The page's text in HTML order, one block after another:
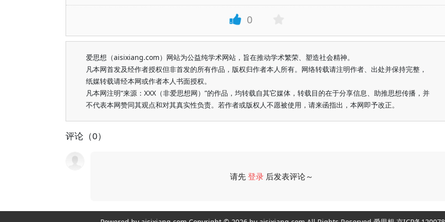
0
爱思想（aisixiang.com）网站为公益纯学术网站，旨在推动学术繁荣、塑造社会精神。
凡本网首发及经作者授权但非首发的所有作品，版权归作者本人所有。网络转载请注明作者、出处并保持完整，
纸媒转载请经本网或作者本人书面授权。
凡本网注明“来源：XXX（非爱思想网）”的作品，均转载自其它媒体，转载目的在于分享信息、助推思想传播，并
不代表本网赞同其观点和对其真实性负责。若作者或版权人不愿被使用，请来函指出，本网即予改正。
评论（0）
请先登录 后发表评论～